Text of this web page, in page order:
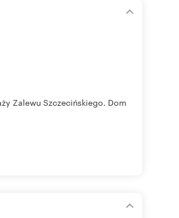
Zalewu Szczecińskiego. Dom